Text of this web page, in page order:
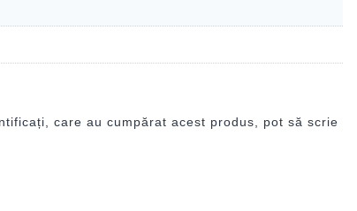
care au cumpărat acest produs, pot să scrie